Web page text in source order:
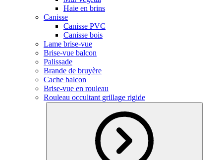
Haie en brins
Canisse
Canisse PVC
Canisse bois
Lame brise-vue
Brise-vue balcon
Palissade
Brande de bruyère
Cache balcon
Brise-vue en rouleau
Rouleau occultant grillage rigide